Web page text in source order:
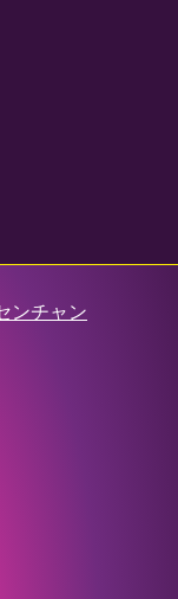
| センチャン
ンチャン